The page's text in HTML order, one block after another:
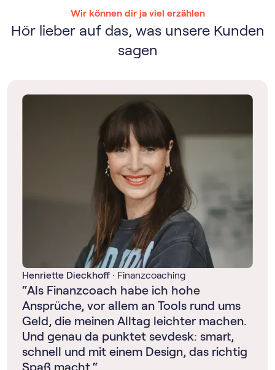
Wir können dir ja viel erzählen
Hör lieber auf das, was unsere Kunden
sagen
“Als Finanzcoach habe ich hohe
Ansprüche, vor allem an Tools rund ums
Geld, die meinen Alltag leichter machen.
Und genau da punktet sevdesk: smart,
schnell und mit einem Design, das richtig
Spaß macht.“
Henriette Dieckhoff · Finanzcoaching